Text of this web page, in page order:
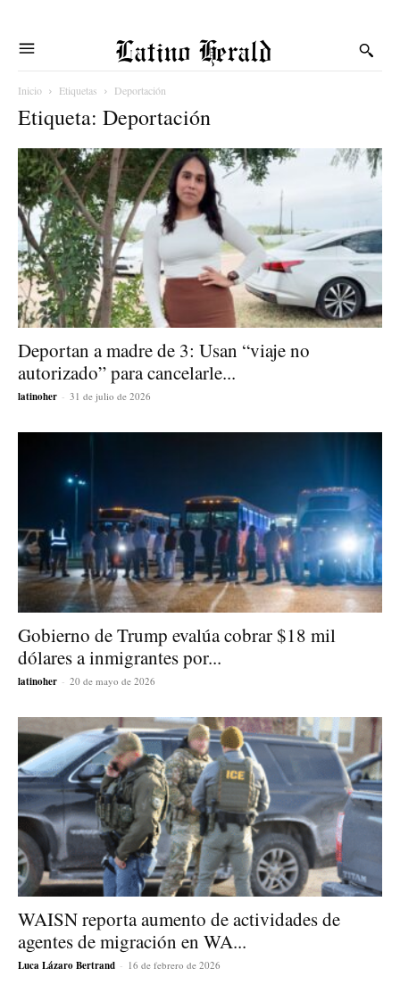
Latino Herald
Inicio Etiquetas Deportación
Etiqueta: Deportación
Deportan a madre de 3: Usan “viaje no
autorizado” para cancelarle...
latinoher - 31 de julio de 2026
Gobierno de Trump evalúa cobrar $18 mil
dólares a inmigrantes por...
latinoher - 20 de mayo de 2026
WAISN reporta aumento de actividades de
agentes de migración en WA...
Luca Lázaro Bertrand - 16 de febrero de 2026